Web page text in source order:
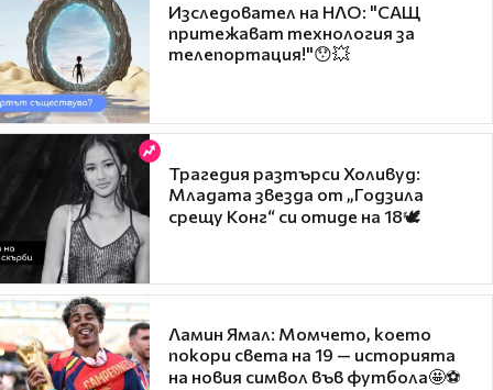
Изследовател на НЛО: "САЩ
притежават технология за
телепортация!"😯💥
Трагедия разтърси Холивуд:
Младата звезда от „Годзила
срещу Конг“ си отиде на 18🕊️
Ламин Ямал: Момчето, което
покори света на 19 — историята
на новия символ във футбола🤩⚽